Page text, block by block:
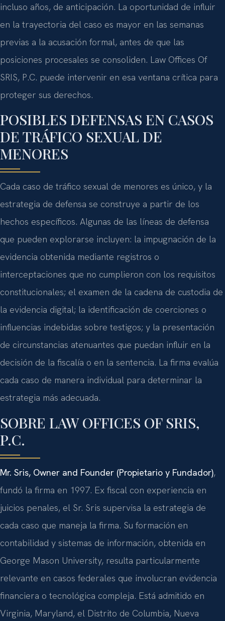
incluso años, de anticipación. La oportunidad de influir
en la trayectoria del caso es mayor en las semanas
previas a la acusación formal, antes de que las
posiciones procesales se consoliden. Law Offices Of
SRIS, P.C. puede intervenir en esa ventana crítica para
proteger sus derechos.
POSIBLES DEFENSAS EN CASOS
DE TRÁFICO SEXUAL DE
MENORES
Cada caso de tráfico sexual de menores es único, y la
estrategia de defensa se construye a partir de los
hechos específicos. Algunas de las líneas de defensa
que pueden explorarse incluyen: la impugnación de la
evidencia obtenida mediante registros o
interceptaciones que no cumplieron con los requisitos
constitucionales; el examen de la cadena de custodia de
la evidencia digital; la identificación de coerciones o
influencias indebidas sobre testigos; y la presentación
de circunstancias atenuantes que puedan influir en la
decisión de la fiscalía o en la sentencia. La firma evalúa
cada caso de manera individual para determinar la
estrategia más adecuada.
SOBRE LAW OFFICES OF SRIS,
P.C.
Mr. Sris, Owner and Founder (Propietario y Fundador),
fundó la firma en 1997. Ex fiscal con experiencia en
juicios penales, el Sr. Sris supervisa la estrategia de
cada caso que maneja la firma. Su formación en
contabilidad y sistemas de información, obtenida en
George Mason University, resulta particularmente
relevante en casos federales que involucran evidencia
financiera o tecnológica compleja. Está admitido en
Virginia, Maryland, el Distrito de Columbia, Nueva